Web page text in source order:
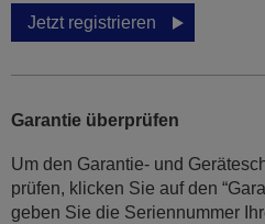
Jetzt registrieren
Garantie überprüfen
Um den Garantie- und
prüfen, klicken Sie auf den
geben Sie die Seriennummer